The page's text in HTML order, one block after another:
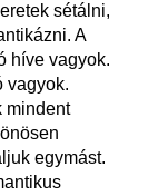
sétálni,
A
híve vagyok.
vagyok.
mindent
egymást.